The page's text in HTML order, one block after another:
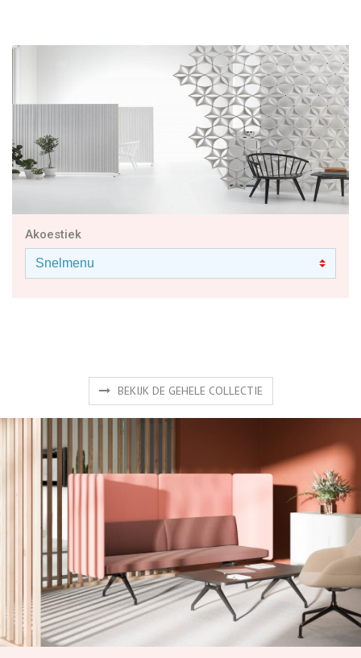
Akoestiek
BEKIJK DE GEHELE COLLECTIE